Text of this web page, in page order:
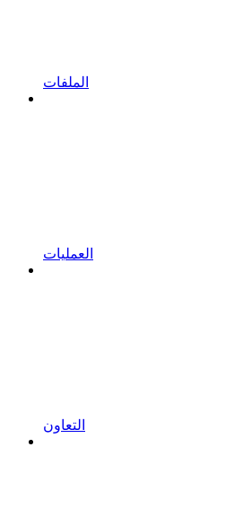
الملفات
العمليات
التعاون